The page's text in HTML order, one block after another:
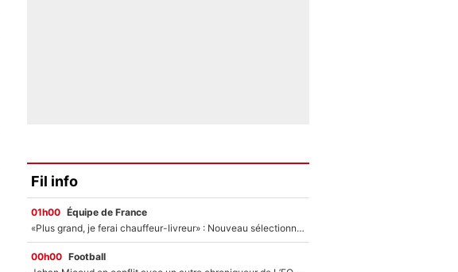
Fil info
01h00 Équipe de France
«Plus grand, je ferai chauffeur-livreur» : Nouveau sélectionneur des Bleus, Zinédine Zidane s’était imaginé un avenir très différent lorsqu'il était enfant
00h00 Football